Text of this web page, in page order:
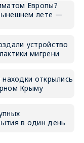
Европы?
лете —
устройство
мигрени
открылись
Крыму
в один день